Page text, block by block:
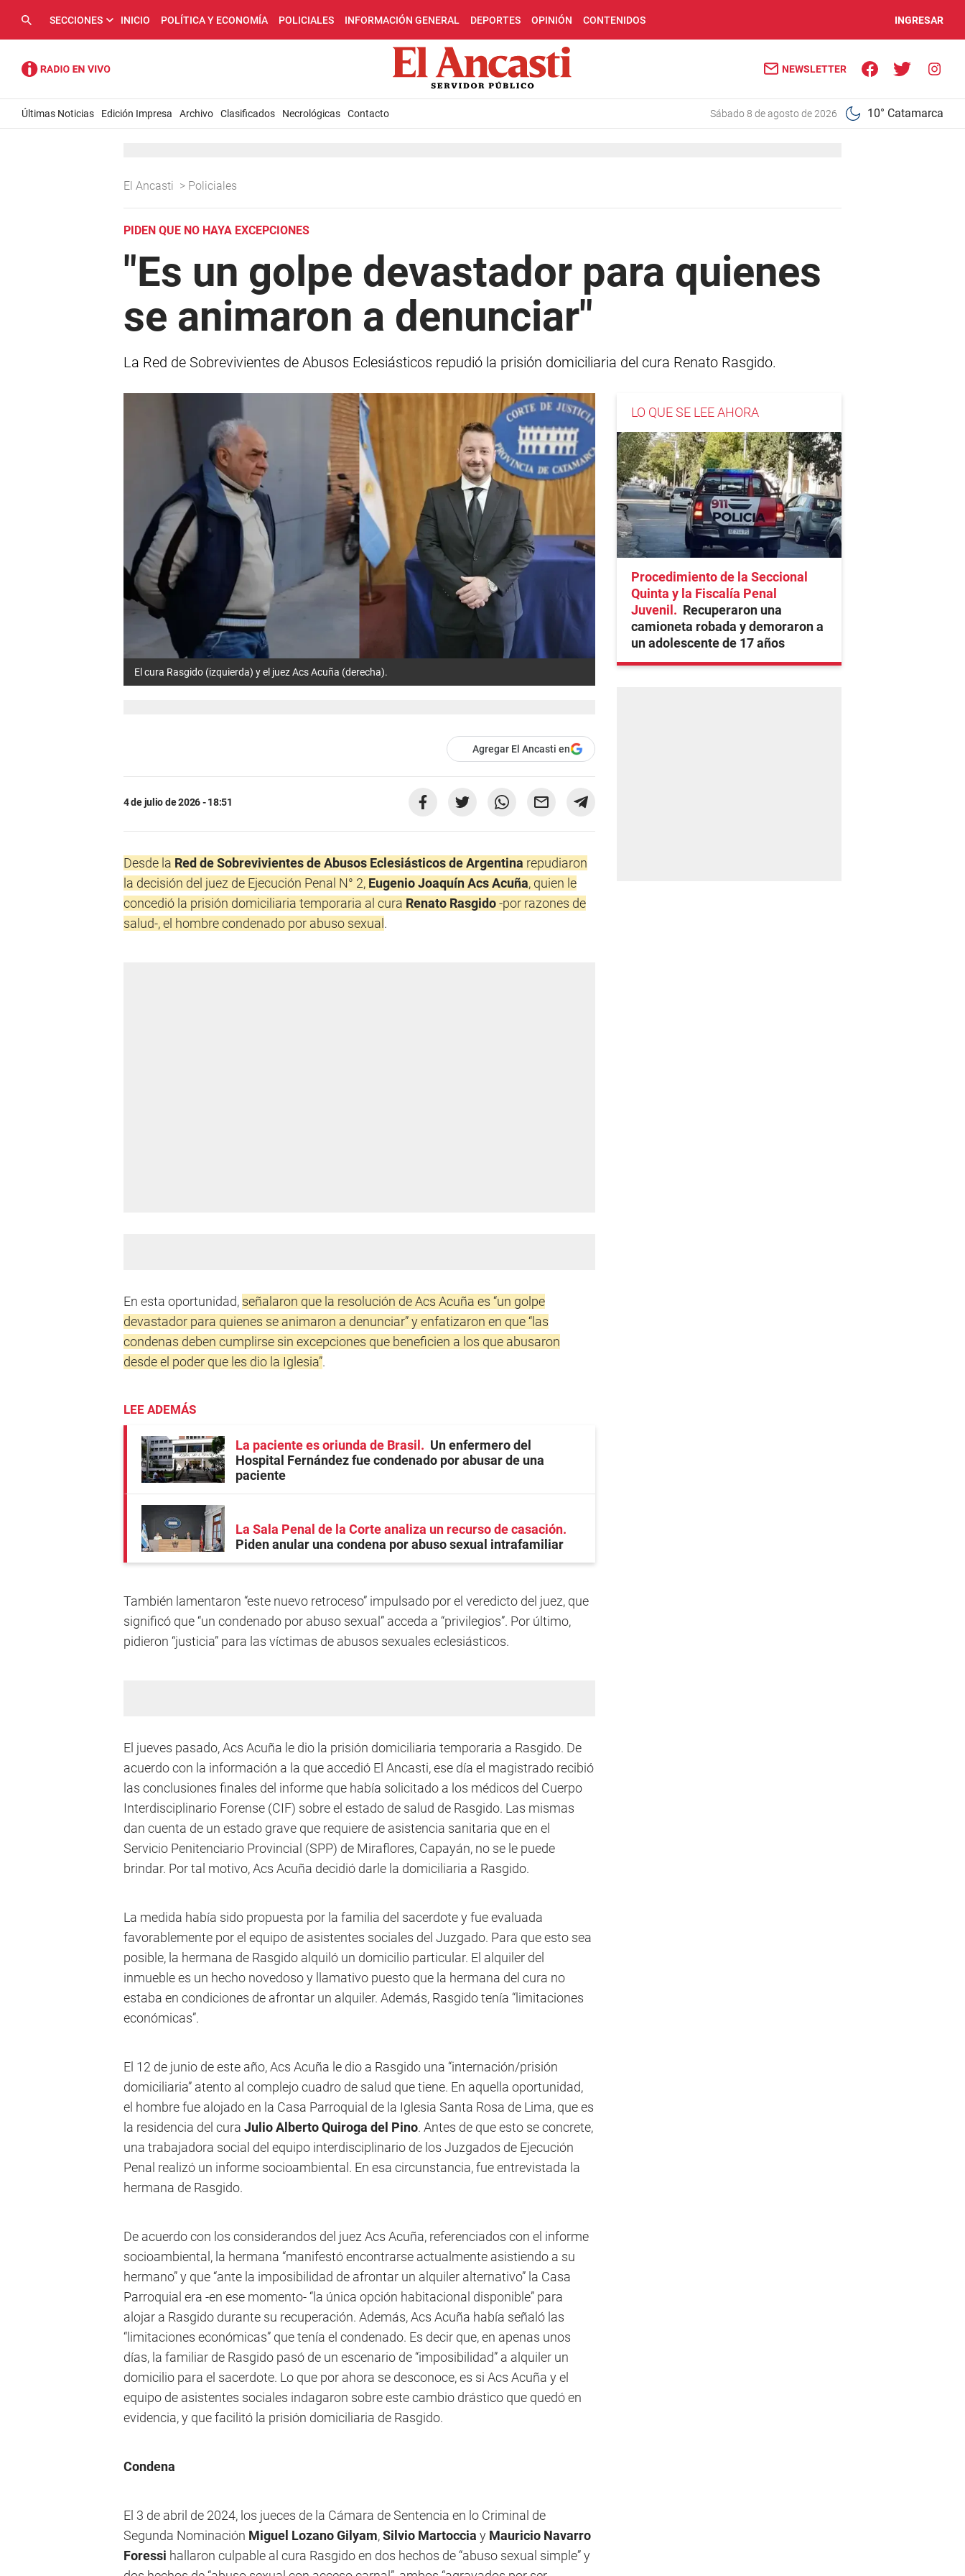
SECCIONES INICIO POLÍTICA Y ECONOMÍA POLICIALES INFORMACIÓN GENERAL DEPORTES OPINIÓN CONTENIDOS INGRESAR
NEWSLETTER
Últimas Noticias Edición Impresa Archivo Clasificados Necrológicas Contacto sábado 8 de agosto de 2026 10° Catamarca
El Ancasti > Policiales
PIDEN QUE NO HAYA EXCEPCIONES
"Es un golpe devastador para quienes
se animaron a denunciar"
La Red de Sobrevivientes de Abusos Eclesiásticos repudió la prisión domiciliaria del cura Renato Rasgido.
El cura Rasgido (izquierda) y el juez Acs Acuña (derecha).
Agregar El Ancasti en
4 de julio de 2026 - 18:51
Desde la Red de Sobrevivientes de Abusos Eclesiásticos de Argentina repudiaron
la decisión del juez de Ejecución Penal N° 2, Eugenio Joaquín Acs Acuña, quien le
concedió la prisión domiciliaria temporaria al cura Renato Rasgido-por razones de
salud-, el hombre condenado por abuso sexual.
En esta oportunidad, señalaron que la resolución de Acs Acuña es “un golpe
devastador para quienes se animaron a denunciar” y enfatizaron en que “las
condenas deben cumplirse sin excepciones que beneficien a los que abusaron
desde el poder que les dio la Iglesia”.
LEE ADEMÁS
La paciente es oriunda de Brasil
Un enfermero del
Hospital Fernández fue condenado por abusar de una
paciente
La Sala Penal de la Corte analiza un recurso de casación
Piden anular una condena por abuso sexual intrafamiliar
También lamentaron “este nuevo retroceso” impulsado por el veredicto del juez, que
significó que “un condenado por abuso sexual” acceda a “privilegios”. Por último,
pidieron “justicia” para las víctimas de abusos sexuales eclesiásticos.
El jueves pasado, Acs Acuña le dio la prisión domiciliaria temporaria a Rasgido. De
acuerdo con la información a la que accedió El Ancasti, ese día el magistrado recibió
las conclusiones finales del informe que había solicitado a los médicos del Cuerpo
Interdisciplinario Forense (CIF) sobre el estado de salud de Rasgido. Las mismas
dan cuenta de un estado grave que requiere de asistencia sanitaria que en el
Servicio Penitenciario Provincial (SPP) de Miraflores, Capayán, no se le puede
brindar. Por tal motivo, Acs Acuña decidió darle la domiciliaria a Rasgido.
La medida había sido propuesta por la familia del sacerdote y fue evaluada
favorablemente por el equipo de asistentes sociales del Juzgado. Para que esto sea
posible, la hermana de Rasgido alquiló un domicilio particular. El alquiler del
inmueble es un hecho novedoso y llamativo puesto que la hermana del cura no
estaba en condiciones de afrontar un alquiler. Además, Rasgido tenía “limitaciones
económicas”.
El 12 de junio de este año, Acs Acuña le dio a Rasgido una “internación/prisión
domiciliaria” atento al complejo cuadro de salud que tiene. En aquella oportunidad,
el hombre fue alojado en la Casa Parroquial de la Iglesia Santa Rosa de Lima, que es
la residencia del cura Julio Alberto Quiroga del Pino. Antes de que esto se concrete,
una trabajadora social del equipo interdisciplinario de los Juzgados de Ejecución
Penal realizó un informe socioambiental. En esa circunstancia, fue entrevistada la
hermana de Rasgido.
De acuerdo con los considerandos del juez Acs Acuña, referenciados con el informe
socioambiental, la hermana “manifestó encontrarse actualmente asistiendo a su
hermano” y que “ante la imposibilidad de afrontar un alquiler alternativo” la Casa
Parroquial era -en ese momento- “la única opción habitacional disponible” para
alojar a Rasgido durante su recuperación. Además, Acs Acuña había señaló las
“limitaciones económicas” que tenía el condenado. Es decir que, en apenas unos
días, la familiar de Rasgido pasó de un escenario de “imposibilidad” a alquiler un
domicilio para el sacerdote. Lo que por ahora se desconoce, es si Acs Acuña y el
equipo de asistentes sociales indagaron sobre este cambio drástico que quedó en
evidencia, y que facilitó la prisión domiciliaria de Rasgido.
Condena
El 3 de abril de 2024, los jueces de la Cámara de Sentencia en lo Criminal de
Segunda Nominación Miguel Lozano Gilyam,Silvio Martoccia y Mauricio Navarro
Foressi hallaron culpable al cura Rasgido en dos hechos de “abuso sexual simple” y
LO QUE SE LEE AHORA
Procedimiento de la Seccional
Quinta y la Fiscalía Penal
Juvenil
Recuperaron una
camioneta robada y demoraron a
un adolescente de 17 años